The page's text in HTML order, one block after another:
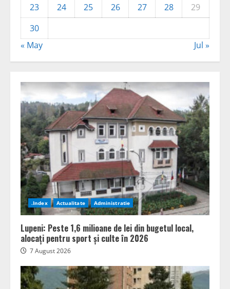
23
24 25 26 27 28
29
30
« May
Jul »
.Index Actualitate Administratie
Lupeni: Peste 1,6 milioane de lei din bugetul local,
alocați pentru sport și culte în 2026
7 August 2026